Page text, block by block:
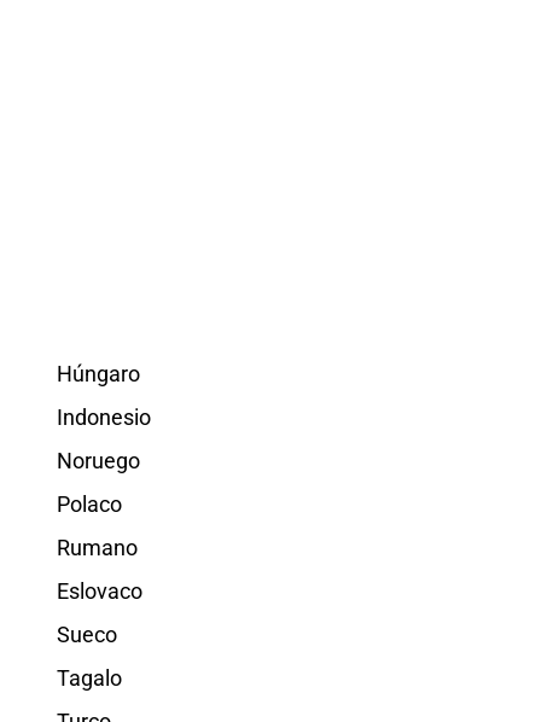
Húngaro
Indonesio
Noruego
Polaco
Rumano
Eslovaco
Sueco
Tagalo